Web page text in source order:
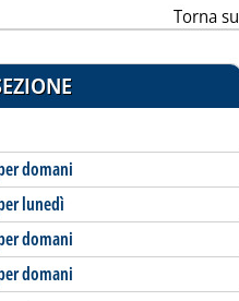
Torna su
domani
lunedì
domani
domani